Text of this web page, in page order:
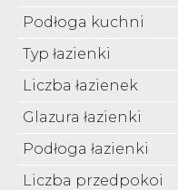
Podłoga kuchni
Typ łazienki
Liczba łazienek
Glazura łazienki
Podłoga łazienki
Liczba przedpokoi